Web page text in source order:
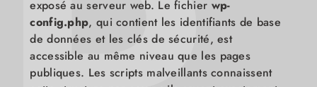
exposé au serveur web. Le fichier wp-
config.php, qui contient les identifiants de base
de données et les clés de sécurité, est
accessible au même niveau que les pages
publiques. Les scripts malveillants connaissent